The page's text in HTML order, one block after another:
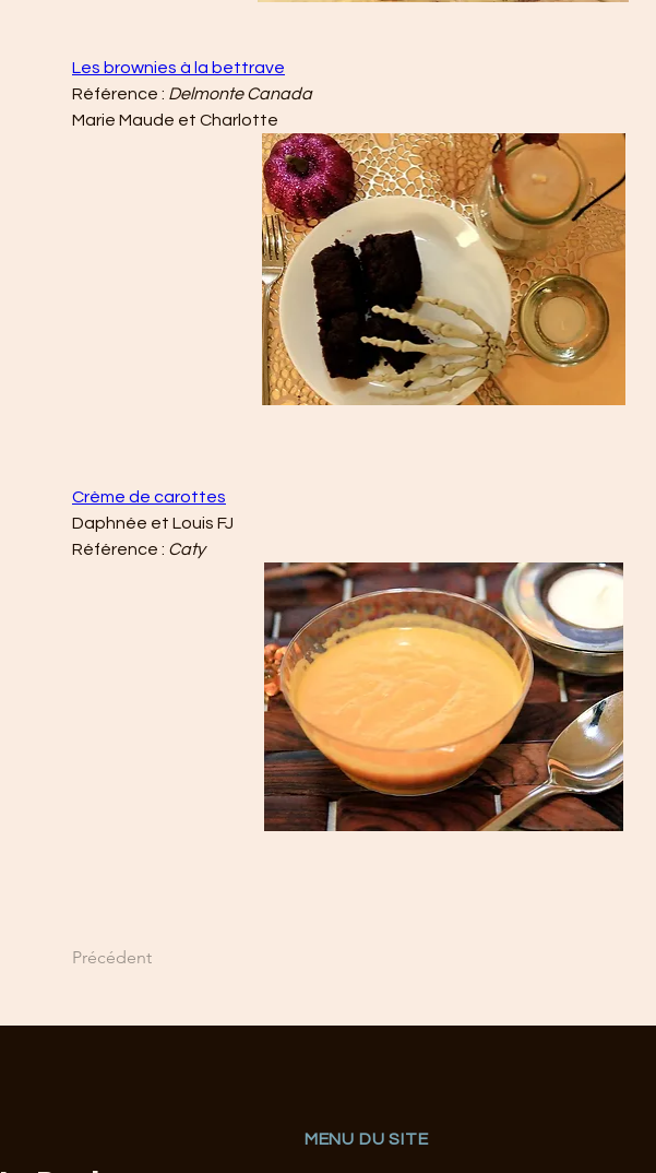
Les brownies à la bettrave
Référence : Delmonte Canada
Marie Maude et Charlotte
Crème de carottes
Daphnée et Louis FJ
Référence : Caty
Précédent
MENU DU SITE